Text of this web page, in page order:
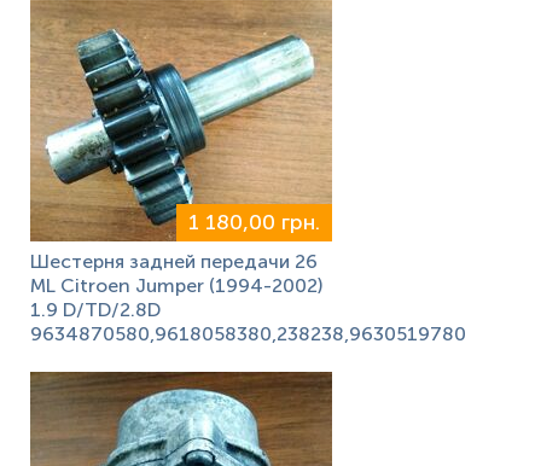
1 180,00 грн.
Шестерня задней передачи 26
ML Citroen Jumper (1994-2002)
1.9 D/TD/2.8D
9634870580,9618058380,238238,9630519780